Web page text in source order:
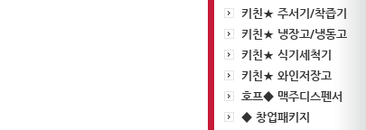
키친★ 주서기/착즙기
키친★ 냉장고/냉동고
키친★ 식기세척기
키친★ 와인저장고
호프◆ 맥주디스펜서
◆ 창업패키지